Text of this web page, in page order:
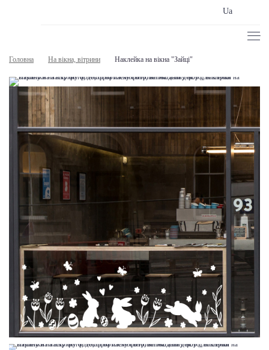
Ua
Головна На вікна, вітрини Наклейка на вікна "Зайці"